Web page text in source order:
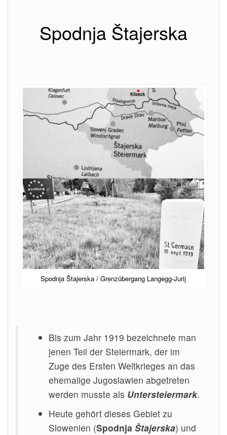
Spodnja Štajerska
Spodnja Štajerska / Grenzübergang Langegg-Jurij
Bis zum Jahr 1919 bezeichnete man
jenen Teil der Steiermark, der im
Zuge des Ersten Weltkrieges an das
ehemalige Jugoslawien abgetreten
werden musste als Untersteiermark.
Heute gehört dieses Gebiet zu
Slowenien (Spodnja Štajerska) und